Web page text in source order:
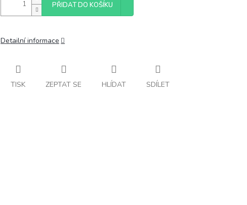
PŘIDAT DO KOŠÍKU
Detailní informace
TISK ZEPTAT SE HLÍDAT SDÍLET